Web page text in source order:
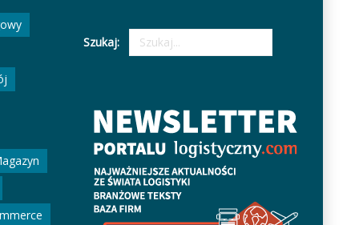
Szukaj: